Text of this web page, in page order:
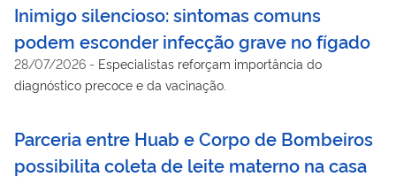
Inimigo silencioso: sintomas comuns
podem esconder infecção grave no fígado
28/07/2026 - Especialistas reforçam importância do
diagnóstico precoce e da vacinação.
Parceria entre Huab e Corpo de Bombeiros
possibilita coleta de leite materno na casa